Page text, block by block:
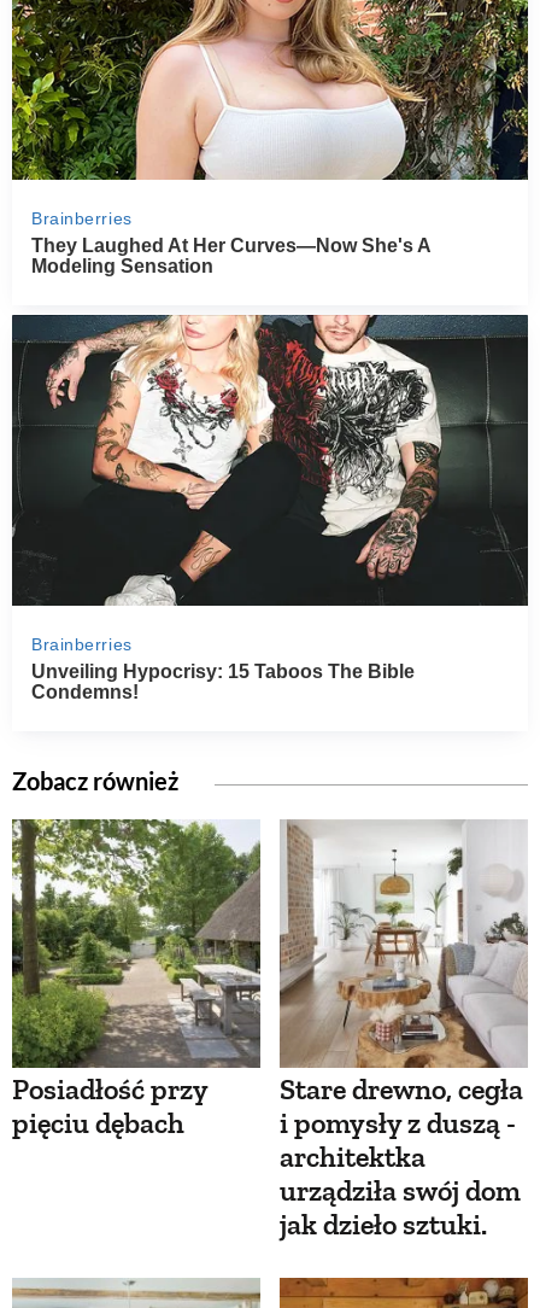
Zobacz również
Posiadłość przy
pięciu dębach
Stare drewno, cegła
i pomysły z duszą -
architektka
urządziła swój dom
jak dzieło sztuki.